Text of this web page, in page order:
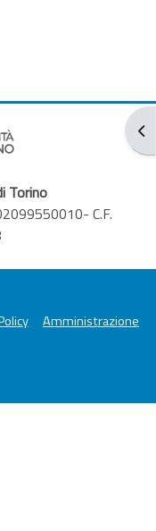
Torino
C.F.
Amministrazione